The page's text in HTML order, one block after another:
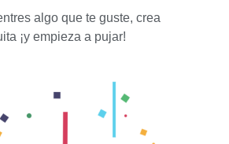
algo que te guste, crea
¡y empieza a pujar!